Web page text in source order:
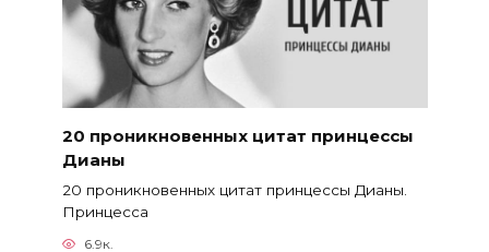
20 проникновенных цитат принцессы
Дианы
20 проникновенных цитат принцессы Дианы.
Принцесса
6.9к.